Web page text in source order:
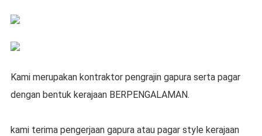
Kami merupakan kontraktor pengrajin gapura serta pagar
dengan bentuk kerajaan BERPENGALAMAN.
kami terima pengerjaan gapura atau pagar style kerajaan